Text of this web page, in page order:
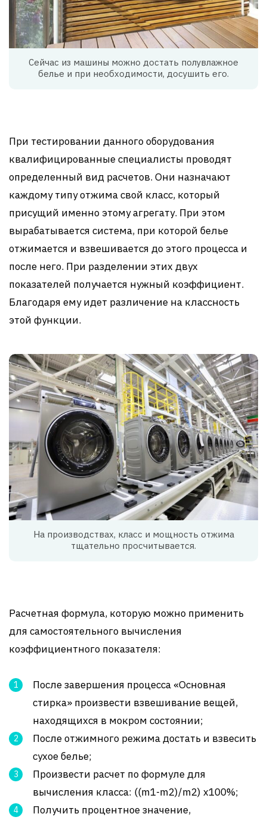
Сейчас из машины можно достать полувлажное
белье и при необходимости, досушить его.
При тестировании данного оборудования
квалифицированные специалисты проводят
определенный вид расчетов. Они назначают
каждому типу отжима свой класс, который
присущий именно этому агрегату. При этом
вырабатывается система, при которой белье
отжимается и взвешивается до этого процесса и
после него. При разделении этих двух
показателей получается нужный коэффициент.
Благодаря ему идет различение на классность
этой функции.
На производствах, класс и мощность отжима
тщательно просчитывается.
Расчетная формула, которую можно применить
для самостоятельного вычисления
коэффициентного показателя:
После завершения процесса «Основная
стирка» произвести взвешивание вещей,
находящихся в мокром состоянии;
После отжимного режима достать и взвесить
сухое белье;
Произвести расчет по формуле для
вычисления класса: ((m1-m2)/m2) х100%;
Получить процентное значение,